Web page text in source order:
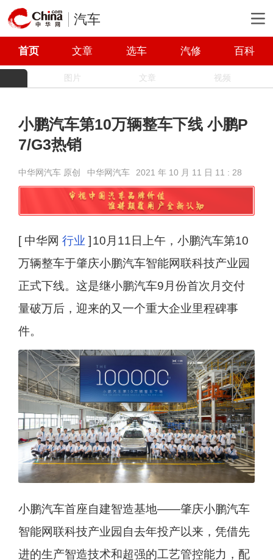
汽车
首页 文章 选车 汽修 百科
图片 文章 视频
小鹏汽车第10万辆整车下线 小鹏P
7/G3热销
中华网汽车 原创 中华网汽车 2021 年 10 月 11 日 11 : 28
[ 中华网 行业 ]10月11日上午，小鹏汽车第10
万辆整车于肇庆小鹏汽车智能网联科技产业园
正式下线。这是继小鹏汽车9月份首次月交付
量破万后，迎来的又一个重大企业里程碑事
件。
小鹏汽车首座自建智造基地——肇庆小鹏汽车
智能网联科技产业园自去年投产以来，凭借先
进的生产智造技术和超强的工艺管控能力，配